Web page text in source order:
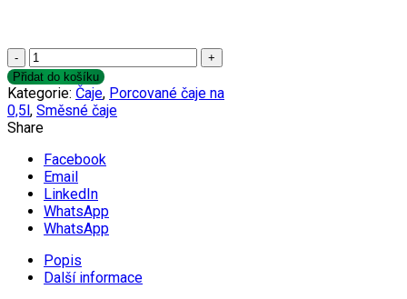
Regenerační
čaj
na
játra
množství
Přidat do košíku
Kategorie: Čaje, Porcované čaje na
0,5l, Směsné čaje
Share
Facebook
Email
LinkedIn
WhatsApp
WhatsApp
Popis
Další informace